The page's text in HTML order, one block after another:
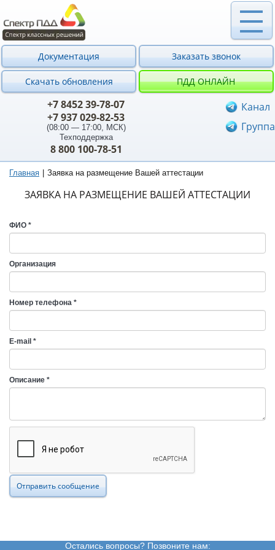
основному
содержанию
Документация Заказать звонок
Скачать обновления ПДД ОНЛАЙН
+7 8452 39-78-07
+7 937 029-82-53
(08:00 — 17:00, МСК)
Техподдержка
8 800 100-78-51
Канал
Группа
Главная Заявка на размещение Вашей аттестации
ЗАЯВКА НА РАЗМЕЩЕНИЕ ВАШЕЙ АТТЕСТАЦИИ
ФИО *
Организация
Номер телефона *
E-mail *
Описание *
Отправить сообщение
Остались вопросы? Позвоните нам: